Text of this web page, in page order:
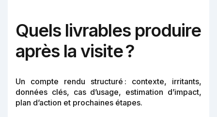
Quels livrables produire
après la visite ?
Un compte rendu structuré : contexte, irritants,
données clés, cas d’usage, estimation d’impact,
plan d’action et prochaines étapes.